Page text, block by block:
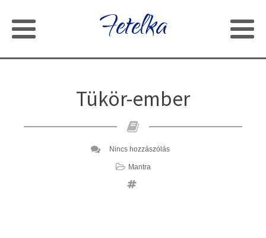
Fetelka
Tükör-ember
Nincs hozzászólás
Mantra